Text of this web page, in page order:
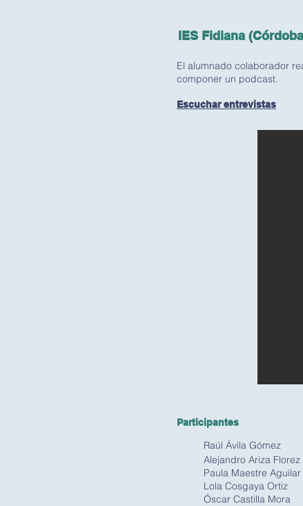
IES Fidiana
El alumnado colaborador
componer un podcast.
Escuchar entrevistas
Participantes
Raúl Ávila Gómez
Alejandro Ariza Florez
Paula Maestre Aguilar
Lola Cosgaya Ortiz
Óscar Castilla Mora